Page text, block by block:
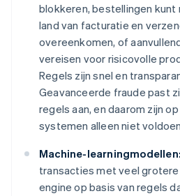
blokkeren, bestellingen kunt
land van facturatie en
overeenkomen, of
vereisen voor risicovolle
Regels zijn snel en
Geavanceerde fraude past
regels aan, en daarom zijn
systemen alleen niet
Machine-learningmodellen:
transacties met veel
engine op basis van regels